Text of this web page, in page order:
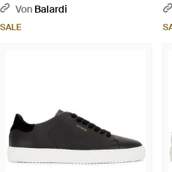
Von Balardi
SALE